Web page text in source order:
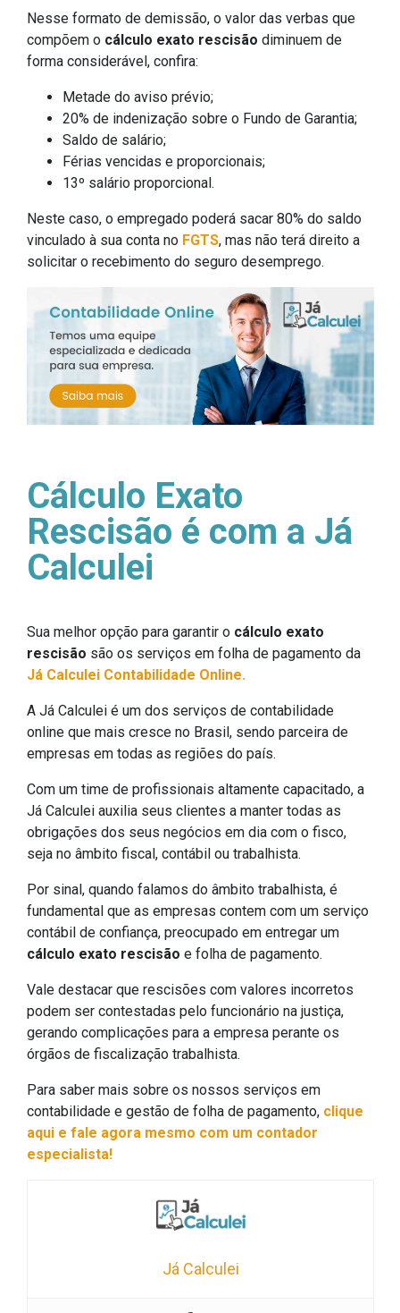
Nesse formato de demissão, o valor das verbas que
compõem o cálculo exato rescisão diminuem de
forma considerável, confira:
Metade do aviso prévio;
20% de indenização sobre o Fundo de Garantia;
Saldo de salário;
Férias vencidas e proporcionais;
13º salário proporcional.
Neste caso, o empregado poderá sacar 80% do saldo
vinculado à sua conta no FGTS, mas não terá direito a
solicitar o recebimento do seguro desemprego.
Cálculo Exato
Rescisão é com a Já
Calculei
Sua melhor opção para garantir o cálculo exato
rescisão são os serviços em folha de pagamento da
Já Calculei Contabilidade Online.
A Já Calculei é um dos serviços de contabilidade
online que mais cresce no Brasil, sendo parceira de
empresas em todas as regiões do país.
Com um time de profissionais altamente capacitado, a
Já Calculei auxilia seus clientes a manter todas as
obrigações dos seus negócios em dia com o fisco,
seja no âmbito fiscal, contábil ou trabalhista.
Por sinal, quando falamos do âmbito trabalhista, é
fundamental que as empresas contem com um serviço
contábil de confiança, preocupado em entregar um
cálculo exato rescisão e folha de pagamento.
Vale destacar que rescisões com valores incorretos
podem ser contestadas pelo funcionário na justiça,
gerando complicações para a empresa perante os
órgãos de fiscalização trabalhista.
Para saber mais sobre os nossos serviços em
contabilidade e gestão de folha de pagamento, clique
aqui e fale agora mesmo com um contador
especialista!
Já Calculei